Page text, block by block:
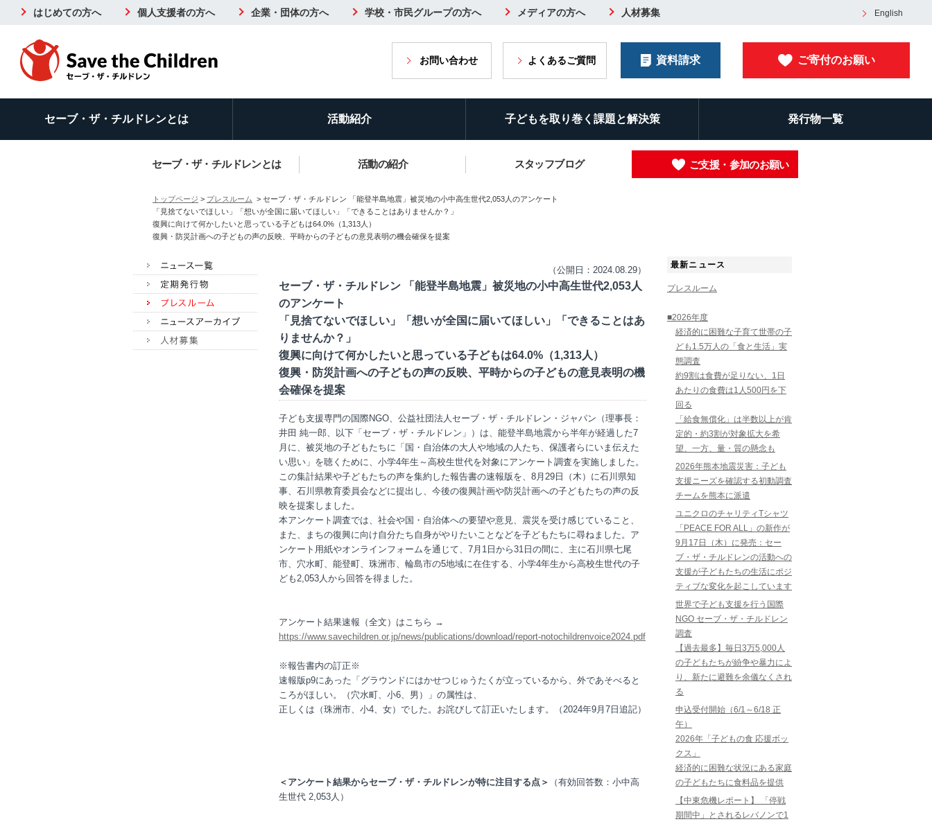
はじめての方へ 個人支援者の方へ 企業・団体の方へ 学校・市民グループの方へ メディアの方へ 人材募集 English
お問い合わせ よくあるご質問 資料請求 ご寄付のお願い
セーブ・ザ・チルドレンとは 活動紹介 子どもを取り巻く課題と解決策 発行物一覧
セーブ・ザ・チルドレンとは 活動の紹介 スタッフブログ ご支援・参加のお願い
トップページ > プレスルーム > セーブ・ザ・チルドレン 「能登半島地震」被災地の小中高生世代2,053人のアンケート
「見捨てないでほしい」「想いが全国に届いてほしい」「できることはありませんか？」
復興に向けて何かしたいと思っている子どもは64.0%（1,313人）
復興・防災計画への子どもの声の反映、平時からの子どもの意見表明の機会確保を提案
（公開日：2024.08.29）
セーブ・ザ・チルドレン 「能登半島地震」被災地の小中高生世代2,053人
のアンケート
「見捨てないでほしい」「想いが全国に届いてほしい」「できることはあ
りませんか？」
復興に向けて何かしたいと思っている子どもは64.0%（1,313人）
復興・防災計画への子どもの声の反映、平時からの子どもの意見表明の機
会確保を提案
子ども支援専門の国際NGO、公益社団法人セーブ・ザ・チルドレン・ジャパン（理事長：
井田 純一郎、以下「セーブ・ザ・チルドレン」）は、能登半島地震から半年が経過した7
月に、被災地の子どもたちに「国・自治体の大人や地域の人たち、保護者らにいま伝えた
い思い」を聴くために、小学4年生～高校生世代を対象にアンケート調査を実施しました。
この集計結果や子どもたちの声を集約した報告書の速報版を、8月29日（木）に石川県知
事、石川県教育委員会などに提出し、今後の復興計画や防災計画への子どもたちの声の反
映を提案しました。
本アンケート調査では、社会や国・自治体への要望や意見、震災を受け感じていること、
また、まちの復興に向け自分たち自身がやりたいことなどを子どもたちに尋ねました。ア
ンケート用紙やオンラインフォームを通じて、7月1日から31日の間に、主に石川県七尾
市、穴水町、能登町、珠洲市、輪島市の5地域に在住する、小学4年生から高校生世代の子
ども2,053人から回答を得ました。
アンケート結果速報（全文）はこちら →
https://www.savechildren.or.jp/news/publications/download/report-notochildrenvoice2024.pdf
※報告書内の訂正※
速報版p9にあった「グラウンドにはかせつじゅうたくが立っているから、外であそべると
ころがほしい。（穴水町、小6、男）」の属性は、
正しくは（珠洲市、小4、女）でした。お詫びして訂正いたします。（2024年9月7日追記）
＜アンケート結果からセーブ・ザ・チルドレンが特に注目する点＞
（有効回答数：小中高
生世代 2,053人）
最新ニュース
プレスルーム
■2026年度
経済的に困難な子育て世帯の子
ども1.5万人の「食と生活」実
態調査
約9割は食費が足りない、1日
あたりの食費は1人500円を下
回る
「給食無償化」は半数以上が肯
定的・約3割が対象拡大を希
望、一方、量・質の懸念も
2026年熊本地震災害：子ども
支援ニーズを確認する初動調査
チームを熊本に派遣
ユニクロのチャリティTシャツ
「PEACE FOR ALL」の新作が
9月17日（木）に発売：セー
ブ・ザ・チルドレンの活動への
支援が子どもたちの生活にポジ
ティブな変化を起こしています
世界で子ども支援を行う国際
NGO セーブ・ザ・チルドレン
調査
【過去最多】毎日3万5,000人
の子どもたちが紛争や暴力によ
り、新たに避難を余儀なくされ
る
申込受付開始（6/1～6/18 正
午）
2026年「子どもの食 応援ボッ
クス」
経済的に困難な状況にある家庭
の子どもたちに食料品を提供
【中東危機レポート】 「停戦
期間中」とされるレバノンで1